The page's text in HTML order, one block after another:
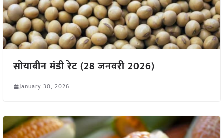
सोयाबीन मंडी रेट (28 जनवरी 2026)
January 30, 2026